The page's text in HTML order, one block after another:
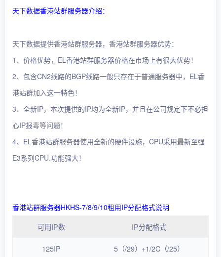
天下数据香港站群服务器介绍：
天下数据提供香港站群服务器，香港站群服务器优势：
1、价格优势，EL香港站群服务器价格在市场上有很大优势！
2、包含CN2线路的BGP线路一般只存在于普通服务器中，EL香
港站群加入这一特色！
3、全新IP，本次提供的IP均为全新IP，并且在公司规定下不必担
心IP报毒等问题！
4、EL香港站群服务器使用全新的硬件设施，CPU采用最新至强
E3系列CPU.功能强大！
香港站群服务器HKHS-7/8/9/10租用IP分配格式说明
可用IP数 IP分配格式
125IP 5（/29）+1/2C（/25）